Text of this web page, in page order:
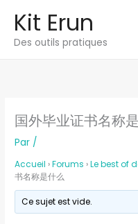
contenu
Kit Erun
Des outils pratiques
国外毕业证书名称
Par /
Accueil ›Forums ›Le best of
书名称是什么
Ce sujet est vide.